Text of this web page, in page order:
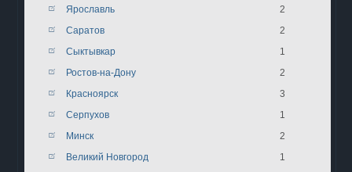
Ярославль 2
Саратов 2
Сыктывкар 1
Ростов-на-Дону 2
Красноярск 3
Серпухов 1
Минск 2
Великий Новгород 1